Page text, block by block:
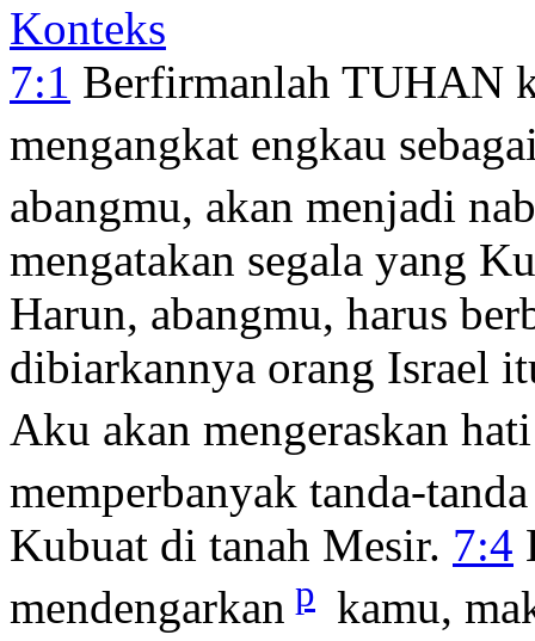
Konteks
7:1 Berfirmanlah TUHAN
mengangkat engkau
abangmu, akan menjadi
mengatakan segala yang
Harun, abangmu, harus
dibiarkannya orang Israel
Aku akan mengeraskan hati
memperbanyak tanda-
Kubuat di tanah Mesir. 7:4
mendengarkan p kamu,